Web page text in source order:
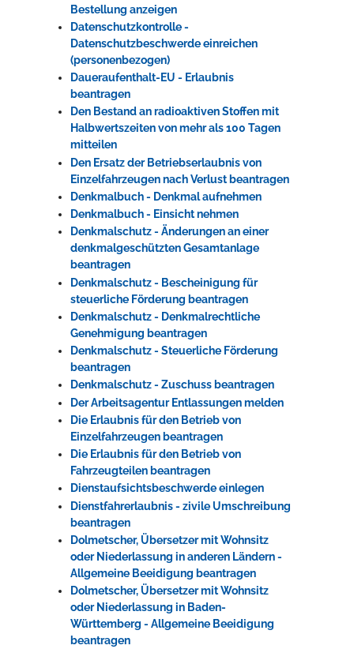
Bestellung anzeigen
Datenschutzkontrolle -
Datenschutzbeschwerde einreichen
(personenbezogen)
Daueraufenthalt-EU - Erlaubnis
beantragen
Den Bestand an radioaktiven Stoffen mit
Halbwertszeiten von mehr als 100 Tagen
mitteilen
Den Ersatz der Betriebserlaubnis von
Einzelfahrzeugen nach Verlust beantragen
Denkmalbuch - Denkmal aufnehmen
Denkmalbuch - Einsicht nehmen
Denkmalschutz - Änderungen an einer
denkmalgeschützten Gesamtanlage
beantragen
Denkmalschutz - Bescheinigung für
steuerliche Förderung beantragen
Denkmalschutz - Denkmalrechtliche
Genehmigung beantragen
Denkmalschutz - Steuerliche Förderung
beantragen
Denkmalschutz - Zuschuss beantragen
Der Arbeitsagentur Entlassungen melden
Die Erlaubnis für den Betrieb von
Einzelfahrzeugen beantragen
Die Erlaubnis für den Betrieb von
Fahrzeugteilen beantragen
Dienstaufsichtsbeschwerde einlegen
Dienstfahrerlaubnis - zivile Umschreibung
beantragen
Dolmetscher, Übersetzer mit Wohnsitz
oder Niederlassung in anderen Ländern -
Allgemeine Beeidigung beantragen
Dolmetscher, Übersetzer mit Wohnsitz
oder Niederlassung in Baden-
Württemberg - Allgemeine Beeidigung
beantragen